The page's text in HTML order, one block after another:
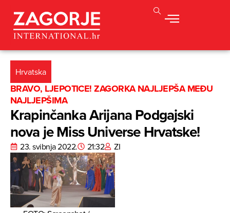
Hrvatska
BRAVO, LJEPOTICE! ZAGORKA NAJLJEPŠA MEĐU
NAJLJEPŠIMA
Krapinčanka Arijana Podgajski
nova je Miss Universe Hrvatske!
23. svibnja 2022. 21:32 ZI